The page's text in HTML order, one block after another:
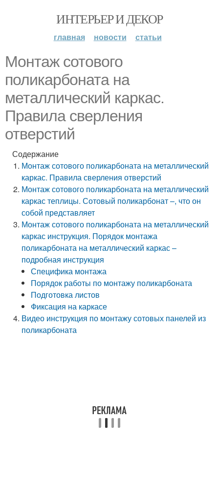
ИНТЕРЬЕР И ДЕКОР
главная новости статьи
Монтаж сотового
поликарбоната на
металлический каркас.
Правила сверления
отверстий
Содержание
Монтаж сотового поликарбоната на металлический
каркас. Правила сверления отверстий
Монтаж сотового поликарбоната на металлический
каркас теплицы. Сотовый поликарбонат –, что он
собой представляет
Монтаж сотового поликарбоната на металлический
каркас инструкция. Порядок монтажа
поликарбоната на металлический каркас –
подробная инструкция
Специфика монтажа
Порядок работы по монтажу поликарбоната
Подготовка листов
Фиксация на каркасе
Видео инструкция по монтажу сотовых панелей из
поликарбоната